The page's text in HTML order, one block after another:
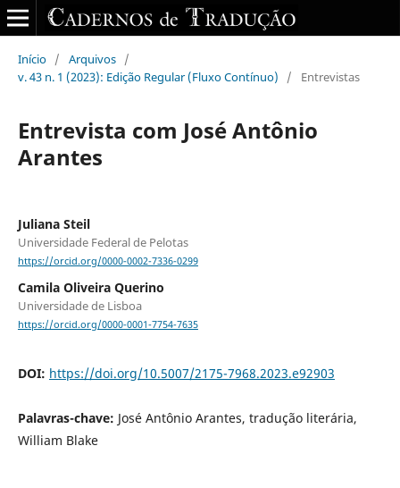
Início / Arquivos /
v. 43 n. 1 (2023): Edição Regular (Fluxo Contínuo)
/ Entrevistas
Entrevista com José Antônio
Arantes
Juliana Steil
Universidade Federal de Pelotas
https://orcid.org/0000-0002-7336-0299
Camila Oliveira Querino
Universidade de Lisboa
https://orcid.org/0000-0001-7754-7635
DOI: https://doi.org/10.5007/2175-7968.2023.e92903
Palavras-chave: José Antônio Arantes, tradução literária,
William Blake